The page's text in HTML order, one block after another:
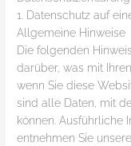
1. Datenschutz auf
Allgemeine Hinweise
Die folgenden
darüber, was mit
wenn Sie diese
sind alle Daten, mit
können. Ausführliche
entnehmen Sie